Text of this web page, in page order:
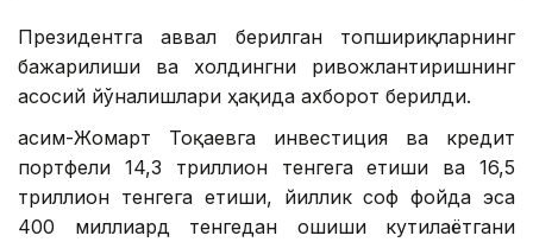
Президентга аввал берилган топшириқларнинг
бажарилиши ва холдингни ривожлантиришнинг
асосий йўналишлари ҳақида ахборот берилди.
Қасим-Жомарт Тоқаевга инвестиция ва кредит
портфели 14,3 триллион тенгега етиши ва 16,5
триллион тенгега етиши, йиллик соф фойда эса
400 миллиард тенгедан ошиши кутилаётгани